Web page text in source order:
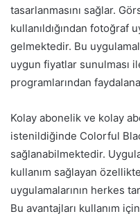
tasarlanmasını sağlar.
kullanıldığından fotoğraf
gelmektedir. Bu
uygun fiyatlar sunulması
programlarından
Kolay abonelik ve kolay
istenildiğinde Colorful
sağlanabilmektedir.
kullanım sağlayan
uygulamalarının herkes
Bu avantajları kullanım